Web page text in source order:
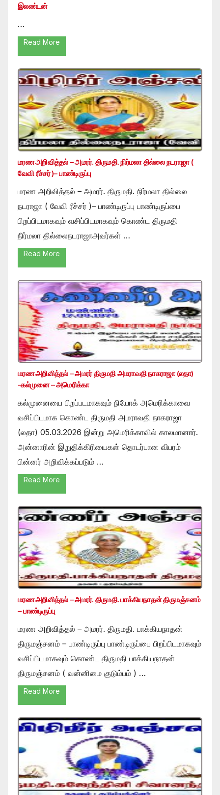
இலண்டன்
…
Read More
மரண அறிவித்தல் – அமரர். திருமதி. நிர்மலா தில்லை நடராஜா (
வேவி ரீச்சர் )– பாண்டிருப்பு
மரண அறிவித்தல் – அமரர். திருமதி. நிர்மலா தில்லை
நடராஜா ( வேவி ரீச்சர் )– பாண்டிருப்பு பாண்டிருப்பை
பிறப்பிடமாகவும் வசிப்பிடமாகவும் கொண்ட திருமதி
நிர்மலா தில்லைநடராஜாஅவர்கள் …
Read More
மரண அறிவித்தல் – அமரர் திருமதி அமராவதி நாகராஜா (லதா)
-கல்முனை – அமெரிக்கா
கல்முனையை பிறப்படமாகவும் நியோக் அமெரிக்காவை
வசிப்பிடமாக கொண்ட திருமதி அமராவதி நாகராஜா
(லதா) 05.03.2026 இன்று அமெரிக்காவில் காலமானார்.
அன்னாரின் இறுதிக்கிரியைகள் தொடர்பான விபரம்
பின்னர் அறிவிக்கப்படும் …
Read More
மரண அறிவித்தல் – அமரர். திருமதி. பாக்கியநாதன் திருமஞ்சனம்
– பாண்டிருப்பு
மரண அறிவித்தல் – அமரர். திருமதி. பாக்கியநாதன்
திருமஞ்சனம் – பாண்டிருப்பு பாண்டிருப்பை பிறப்பிடமாகவும்
வசிப்பிடமாகவும் கொண்ட திருமதி பாக்கியநாதன்
திருமஞ்சனம் ( வன்னிமை குடும்பம் ) …
Read More